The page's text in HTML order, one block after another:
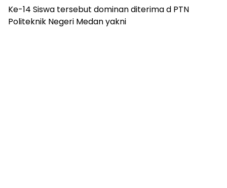
Ke-14 Siswa tersebut dominan diterima d PTN
Politeknik Negeri Medan yakni